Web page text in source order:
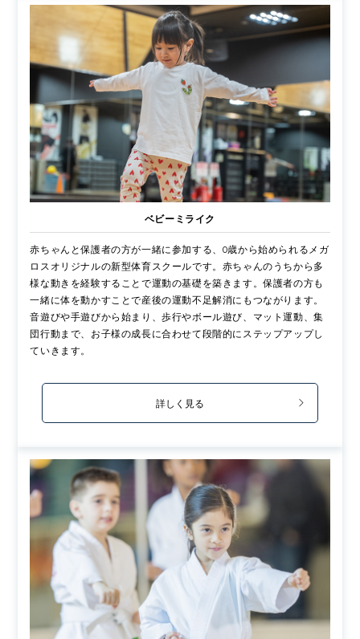
ベビーミライク
赤ちゃんと保護者の方が一緒に参加する、0歳から始められるメガ
ロスオリジナルの新型体育スクールです。赤ちゃんのうちから多
様な動きを経験することで運動の基礎を築きます。保護者の方も
一緒に体を動かすことで産後の運動不足解消にもつながります。
音遊びや手遊びから始まり、歩行やボール遊び、マット運動、集
団行動まで、お子様の成長に合わせて段階的にステップアップし
ていきます。
詳しく見る